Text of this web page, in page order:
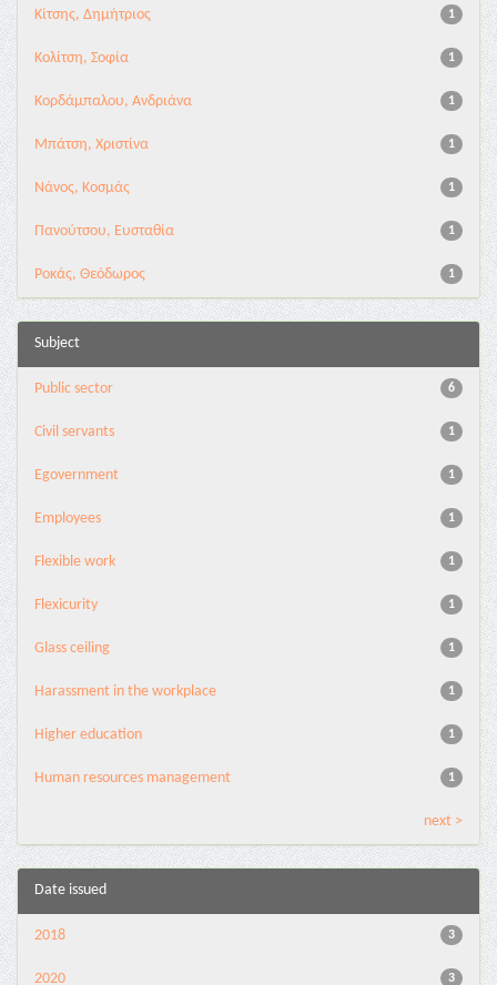
1
Κίτσης, Δημήτριος
1
Κολίτση, Σοφία
1
Κορδάμπαλου, Ανδριάνα
1
Μπάτση, Χριστίνα
1
Νάνος, Κοσμάς
1
Πανούτσου, Ευσταθία
1
Ροκάς, Θεόδωρος
Subject
6
Public sector
1
Civil servants
1
Egovernment
1
Employees
1
Flexible work
1
Flexicurity
1
Glass ceiling
1
Harassment in the workplace
1
Higher education
1
Human resources management
next >
Date issued
3
2018
3
2020